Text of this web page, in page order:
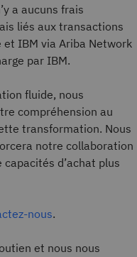
a aucuns frais
liés aux transactions
IBM via Ariba Network
par IBM.
fluide, nous
compréhension au
transformation. Nous
notre collaboration
d’achat plus
nous.
et nous nous